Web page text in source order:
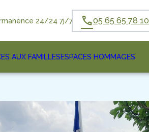
24/24 7j/7 05 65 65 78 10
AUX FAMILLESESPACES HOMMAGES